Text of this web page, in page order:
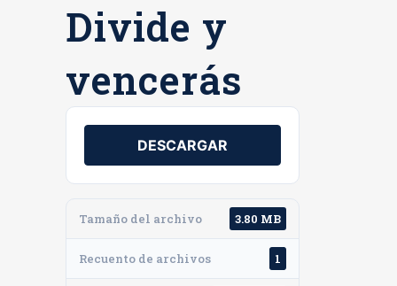
Divide y
vencerás
DESCARGAR
Tamaño del archivo 3.80 MB
Recuento de archivos 1